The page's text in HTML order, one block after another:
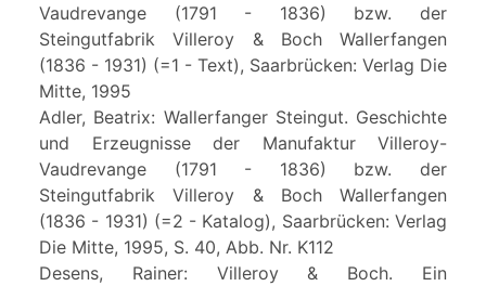
Vaudrevange (1791 - 1836) bzw. der
Steingutfabrik Villeroy & Boch Wallerfangen
(1836 - 1931) (=1 - Text), Saarbrücken: Verlag Die
Mitte, 1995
Adler, Beatrix: Wallerfanger Steingut. Geschichte
und Erzeugnisse der Manufaktur Villeroy-
Vaudrevange (1791 - 1836) bzw. der
Steingutfabrik Villeroy & Boch Wallerfangen
(1836 - 1931) (=2 - Katalog), Saarbrücken: Verlag
Die Mitte, 1995, S. 40, Abb. Nr. K112
Desens, Rainer: Villeroy & Boch. Ein